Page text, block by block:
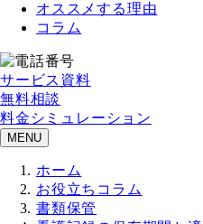
オススメする理由
コラム
サービス資料
無料相談
料金シミュレーション
MENU
ホーム
お役立ちコラム
書類保管